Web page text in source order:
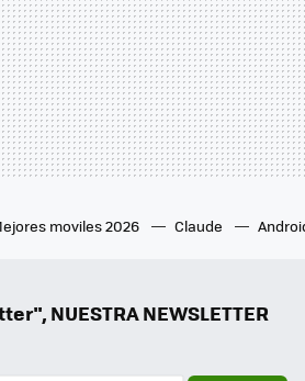
moviles 2026 Claude
NUESTRA NEWSLETTER